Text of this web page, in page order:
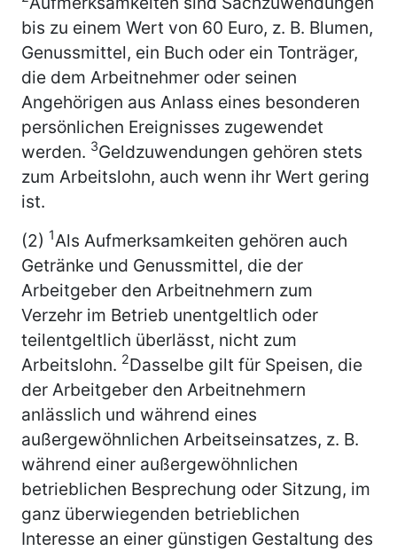
bis zu einem Wert von 60 Euro, z. B. Blumen,
Genussmittel, ein Buch oder ein Tonträger,
die dem Arbeitnehmer oder seinen
Angehörigen aus Anlass eines besonderen
persönlichen Ereignisses zugewendet
werden. 3Geldzuwendungen gehören stets
zum Arbeitslohn, auch wenn ihr Wert gering
ist.
(2) 1Als Aufmerksamkeiten gehören auch
Getränke und Genussmittel, die der
Arbeitgeber den Arbeitnehmern zum
Verzehr im Betrieb unentgeltlich oder
teilentgeltlich überlässt, nicht zum
Arbeitslohn. 2Dasselbe gilt für Speisen, die
der Arbeitgeber den Arbeitnehmern
anlässlich und während eines
außergewöhnlichen Arbeitseinsatzes, z. B.
während einer außergewöhnlichen
betrieblichen Besprechung oder Sitzung, im
ganz überwiegenden betrieblichen
Interesse an einer günstigen Gestaltung des